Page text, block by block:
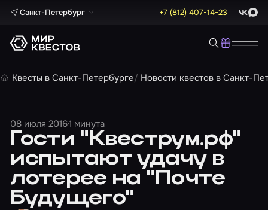
Санкт-Петербург +7 (812) 407-14-23 Max
Квесты в Санкт-Петербурге Новости квестов в Санкт-
08 июля 20161 минута
Гости "Квеструм.рф"
испытают удачу в
лотерее на "Почте
Будущего"